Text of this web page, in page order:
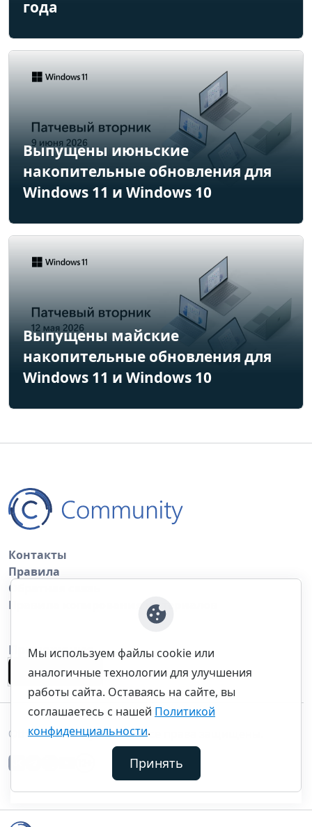
года
Выпущены июньские
накопительные обновления для
Windows 11 и Windows 10
Выпущены майские
накопительные обновления для
Windows 11 и Windows 10
Контакты
Правила
Обратная связь
Правила копирования материалов
Приложение
©thecommunity.ru 2026. Все права защищены.
Мы используем файлы cookie или
аналогичные технологии для улучшения
работы сайта. Оставаясь на сайте, вы
соглашаетесь с нашей Политикой
конфиденциальности.
Принять